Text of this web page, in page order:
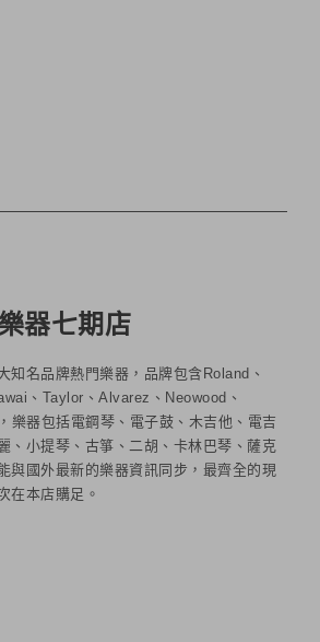
器七期店
知名品牌熱門樂器，品牌包含Roland、
、Taylor、Alvarez、Neowood、
樂器包括電鋼琴、電子鼓、木吉他、電吉
、小提琴、古箏、二胡、卡林巴琴、薩克
與國外最新的樂器資訊同步，最齊全的現
在本店購足。